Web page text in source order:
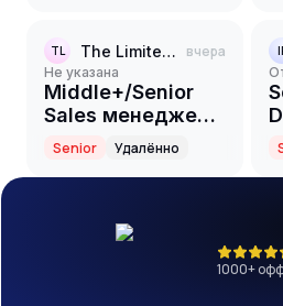
TL The Limited Club вчера
Не указана
Middle+/Senior
Sales менеджер
(iGaming)
Senior Удалённо
1000+